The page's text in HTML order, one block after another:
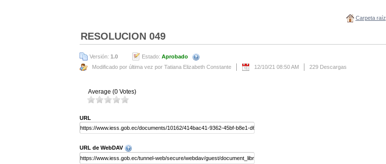
Carpeta raíz
RESOLUCION 049
Versión: 1.0 Estado: Aprobado
Modificado por última vez por Tatiana Elizabeth Constante
12/10/21 08:50 AM 229 Descargas
Average (0 Votes)
URL
URL de WebDAV